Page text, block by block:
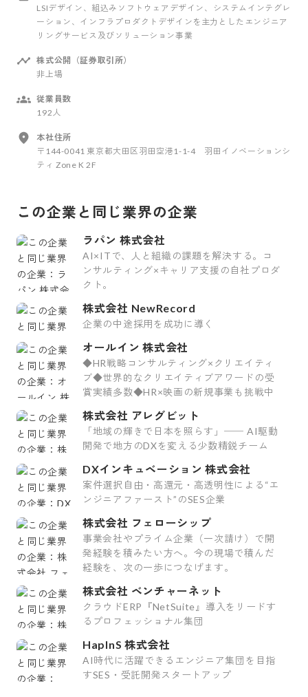
LSIデザイン、組込みソフトウェアデザイン、システムインテグレ
ーション、インフラプロダクトデザインを主力としたエンジニア
リングサービス及びソリューション事業
株式公開（証券取引所）
非上場
従業員数
192人
本社住所
〒144-0041 東京都大田区羽田空港1-1-4 羽田イノベーションシ
ティ Zone K 2F
この企業と同じ業界の企業
ラパン 株式会社
AI×ITで、人と組織の課題を解決する。コ
ンサルティング×キャリア支援の自社プロダ
クト。
株式会社 NewRecord
企業の中途採用を成功に導く
オールイン 株式会社
◆HR戦略コンサルティング×クリエイティ
ブ◆世界的なクリエイティブアワードの受
賞実績多数◆HR×映画の新規事業も挑戦中
株式会社 アレグビット
「地域の輝きで日本を照らす」── AI駆動
開発で地方のDXを変える少数精鋭チーム
DXインキュベーション 株式会社
案件選択自由・高還元・高透明性による“エ
ンジニアファースト”のSES企業
株式会社 フェローシップ
事業会社やプライム企業（一次請け）で開
発経験を積みたい方へ。今の現場で積んだ
経験を、次の一歩につなげます。
株式会社 ベンチャーネット
クラウドERP『NetSuite』導入をリードす
るプロフェッショナル集団
HapInS 株式会社
AI時代に活躍できるエンジニア集団を目指
すSES・受託開発スタートアップ